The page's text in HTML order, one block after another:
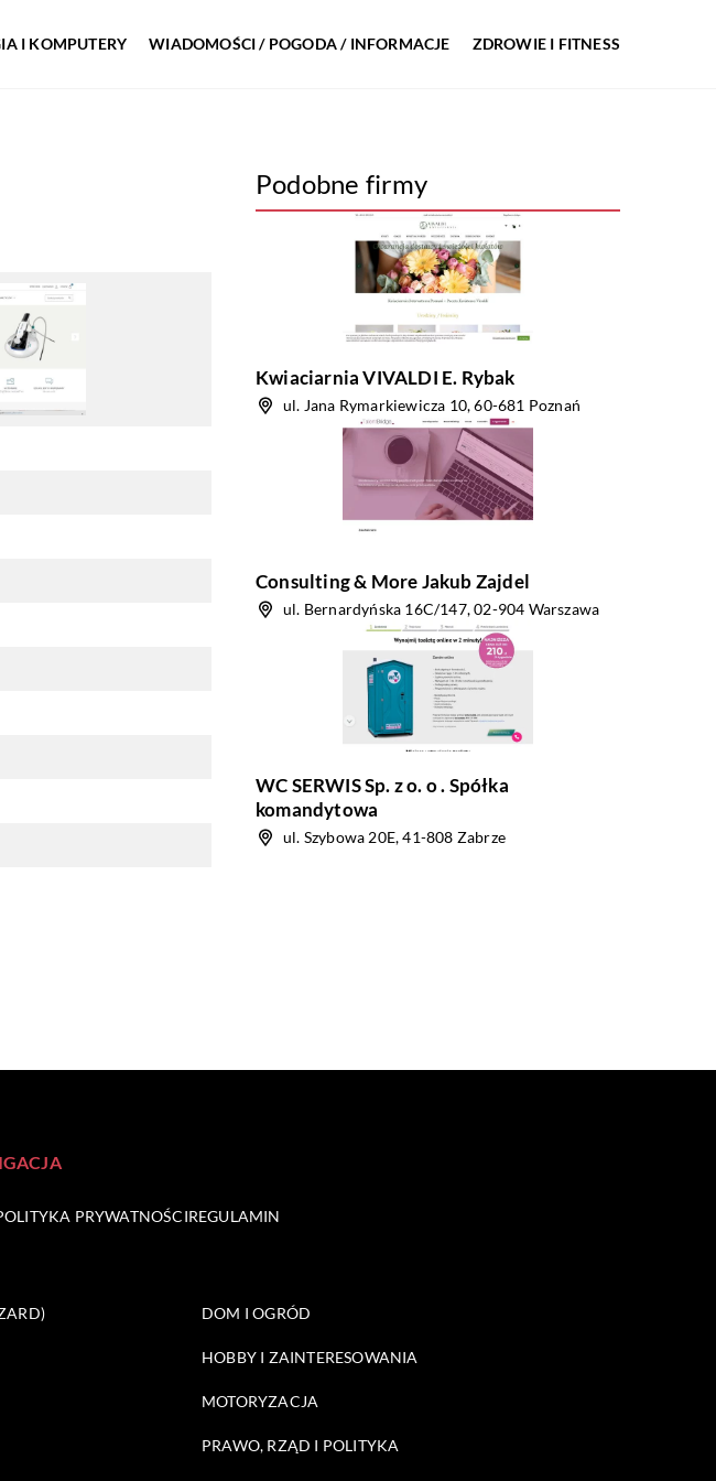
I KOMPUTERY WIADOMOŚCI / POGODA / INFORMACJE ZDROWIE I FITNESS
Podobne firmy
Kwiaciarnia VIVALDI E. Rybak
ul. Jana Rymarkiewicza 10, 60-681 Poznań
Consulting & More Jakub Zajdel
ul. Bernardyńska 16C/147, 02-904 Warszawa
WC SERWIS Sp. z o. o . Spółka
komandytowa
ul. Szybowa 20E, 41-808 Zabrze
PRYWATNOŚCIREGULAMIN
DOM I OGRÓD
HOBBY I ZAINTERESOWANIA
MOTORYZACJA
PRAWO, RZĄD I POLITYKA